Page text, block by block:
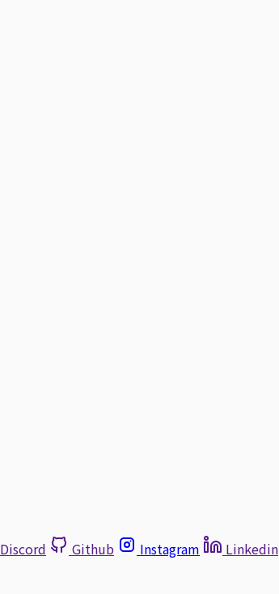
Discord Github Instagram Linkedin